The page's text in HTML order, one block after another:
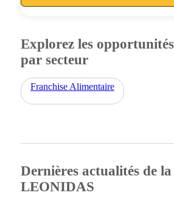
Explorez les
par secteur
Franchise Alimentaire
Dernières actualités de
LEONIDAS